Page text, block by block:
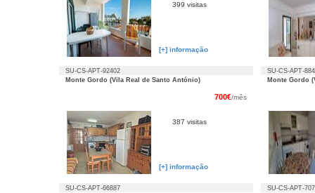
399 visitas
[+] informação
SU-CS-APT-92402
Monte Gordo (Vila Real de Santo António)
SU-CS-APT-
Monte Gordo
700€/mês
387 visitas
[+] informação
SU-CS-APT-66887
SU-CS-APT-